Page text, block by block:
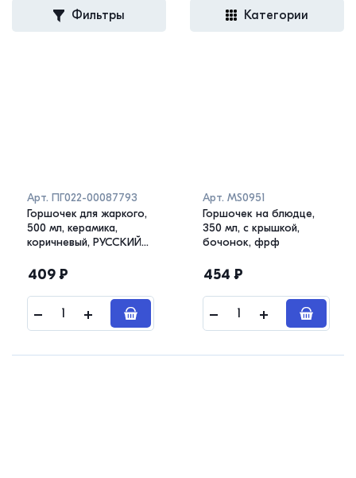
Фильтры Категории
Арт. ПГ022-00087793
Горшочек для жаркого,
500 мл, керамика,
коричневый, РУССКИЙ
409₽
Арт. MS0951
Горшочек на блюдце,
350 мл, с крышкой,
бочонок, фрф
454 ₽